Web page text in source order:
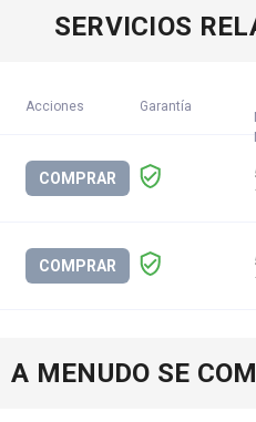
SERVICIOS
Acciones Garantía
COMPRAR
COMPRAR
A MENUDO SE